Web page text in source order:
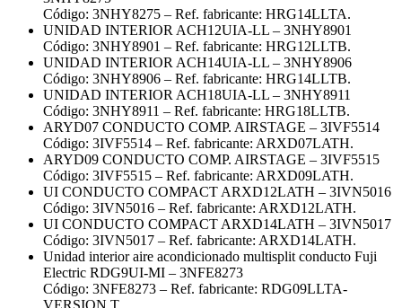
Código: 3NHY8275 – Ref. fabricante: HRG14LLTA.
UNIDAD INTERIOR ACH12UIA-LL – 3NHY8901
Código: 3NHY8901 – Ref. fabricante: HRG12LLTB.
UNIDAD INTERIOR ACH14UIA-LL – 3NHY8906
Código: 3NHY8906 – Ref. fabricante: HRG14LLTB.
UNIDAD INTERIOR ACH18UIA-LL – 3NHY8911
Código: 3NHY8911 – Ref. fabricante: HRG18LLTB.
ARYD07 CONDUCTO COMP. AIRSTAGE – 3IVF5514
Código: 3IVF5514 – Ref. fabricante: ARXD07LATH.
ARYD09 CONDUCTO COMP. AIRSTAGE – 3IVF5515
Código: 3IVF5515 – Ref. fabricante: ARXD09LATH.
UI CONDUCTO COMPACT ARXD12LATH – 3IVN5016
Código: 3IVN5016 – Ref. fabricante: ARXD12LATH.
UI CONDUCTO COMPACT ARXD14LATH – 3IVN5017
Código: 3IVN5017 – Ref. fabricante: ARXD14LATH.
Unidad interior aire acondicionado multisplit conducto Fuji
Electric RDG9UI-MI – 3NFE8273
Código: 3NFE8273 – Ref. fabricante: RDG09LLTA-